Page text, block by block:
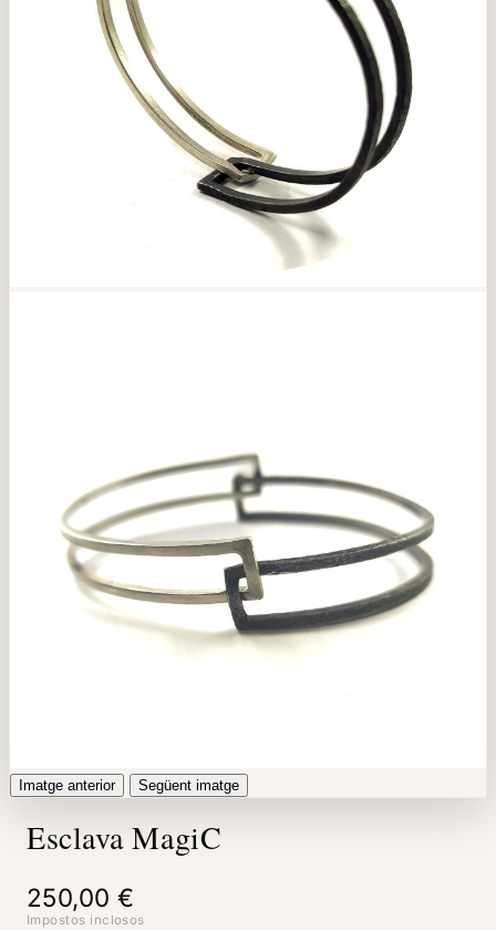
Imatge anterior Següent imatge
Esclava MagiC
250,00 €
Impostos inclosos